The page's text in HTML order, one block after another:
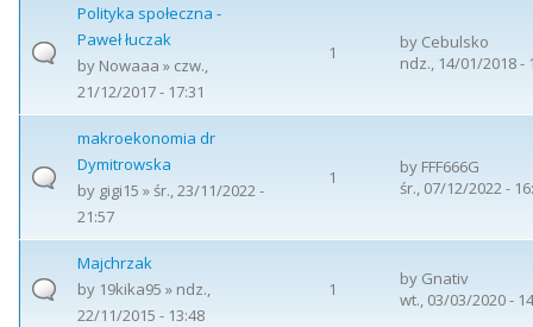
Polityka społeczna -
Paweł łuczak
by Nowaaa » czw.,
21/12/2017 - 17:31
1 by Cebulsko
ndz., 14/01/2018 -
makroekonomia dr
Dymitrowska
by gigi15 » śr., 23/11/2022 -
21:57
1 by FFF666G
śr., 07/12/2022 -
Majchrzak
by 19kika95 » ndz.,
22/11/2015 - 13:48
1 by Gnativ
wt., 03/03/2020 -